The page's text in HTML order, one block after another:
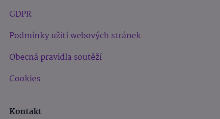
GDPR
Podmínky užití webových stránek
Obecná pravidla soutěží
Cookies
Kontakt